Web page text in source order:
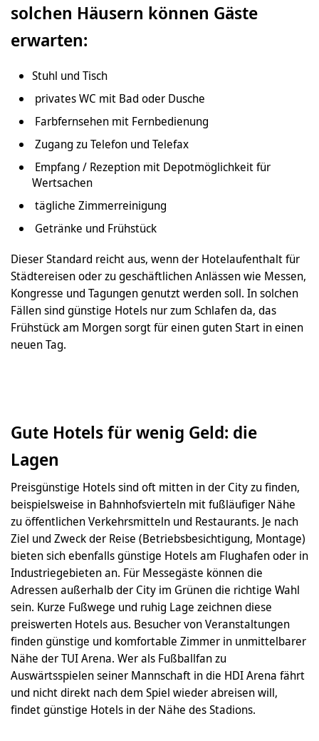
solchen Häusern können Gäste
Stuhl und Tisch
privates WC mit Bad oder Dusche
Farbfernsehen mit Fernbedienung
Zugang zu Telefon und Telefax
Empfang / Rezeption mit Depotmöglichkeit für
Wertsachen
tägliche Zimmerreinigung
Getränke und Frühstück
Dieser Standard reicht aus, wenn der Hotelaufenthalt für
Städtereisen oder zu geschäftlichen Anlässen wie Messen,
Kongresse und Tagungen genutzt werden soll. In solchen
Fällen sind günstige Hotels nur zum Schlafen da, das
Frühstück am Morgen sorgt für einen guten Start in einen
neuen Tag.
Gute Hotels für wenig Geld: die
Lagen
Preisgünstige Hotels sind oft mitten in der City zu finden,
beispielsweise in Bahnhofsvierteln mit fußläufiger Nähe
zu öffentlichen Verkehrsmitteln und Restaurants. Je nach
Ziel und Zweck der Reise (Betriebsbesichtigung, Montage)
bieten sich ebenfalls günstige Hotels am Flughafen oder in
Industriegebieten an. Für Messegäste können die
Adressen außerhalb der City im Grünen die richtige Wahl
sein. Kurze Fußwege und ruhig Lage zeichnen diese
preiswerten Hotels aus. Besucher von Veranstaltungen
finden günstige und komfortable Zimmer in unmittelbarer
Nähe der TUI Arena. Wer als Fußballfan zu
Auswärtsspielen seiner Mannschaft in die HDI Arena fährt
und nicht direkt nach dem Spiel wieder abreisen will,
findet günstige Hotels in der Nähe des Stadions.